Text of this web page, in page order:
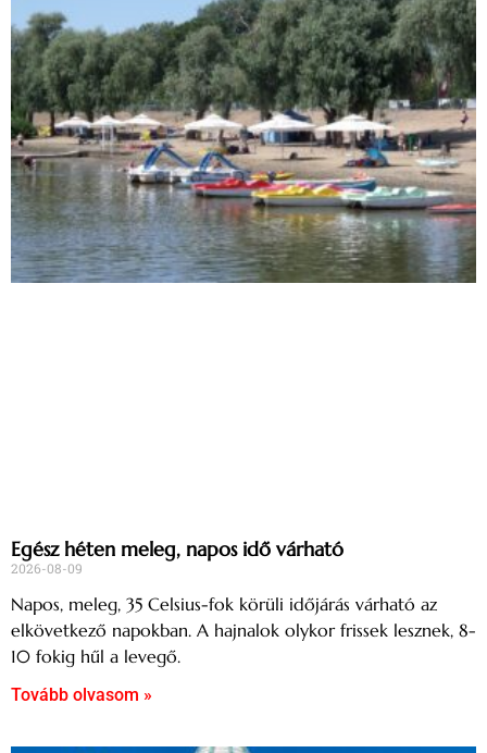
Egész héten meleg, napos idő várható
2026-08-09
Napos, meleg, 35 Celsius-fok körüli időjárás várható az
elkövetkező napokban. A hajnalok olykor frissek lesznek, 8-
10 fokig hűl a levegő.
Tovább olvasom »